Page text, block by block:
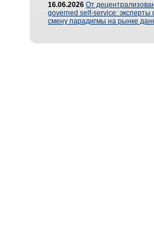
16.06.2026 От
governed self-service: эксперты
смену парадигмы на рынке